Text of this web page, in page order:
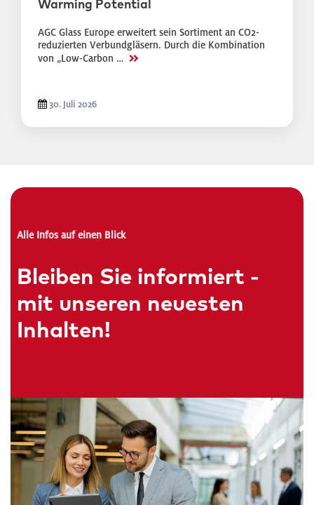
Warming Potential
AGC Glass Europe erweitert sein Sortiment an CO2-
reduzierten Verbundgläsern. Durch die Kombination
von „Low-Carbon … >>
30. Juli 2026
Alle Infos auf einen Blick
Bleiben Sie informiert -
mit unseren neuesten
Inhalten!